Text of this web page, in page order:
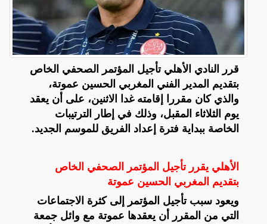
قرر النادي الأهلي تأجيل المؤتمر الصحفي الخاص
بتقديم المدير الفني المغربي الحسين عموتة،
والذي كان مقررا إقامته غدا الاثنين، على أن يعقد
يوم الثلاثاء المقبل، وذلك في إطار الترتيبات
الخاصة ببداية فترة إعداد الفريق للموسم الجديد.
الأهلي يقرر تأجيل المؤتمر الصحفي الخاص
بتقديم المغربي الحسين عموتة
ويعود سبب تأجيل المؤتمر إلى كثرة الاجتماعات
التي من المقرر أن يعقدها عموتة مع وائل جمعة